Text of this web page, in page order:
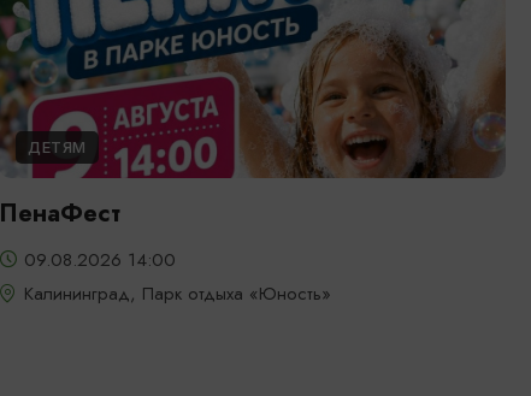
ДЕТЯМ
ПенаФест
09.08.2026 14:00
Калининград, Парк отдыха «Юность»